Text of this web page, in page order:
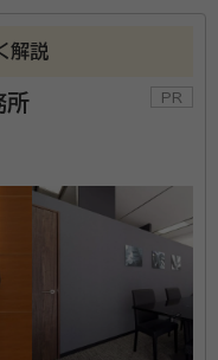
5
、助かりました。説明もわ
願いすることにいたしまし
解説
所